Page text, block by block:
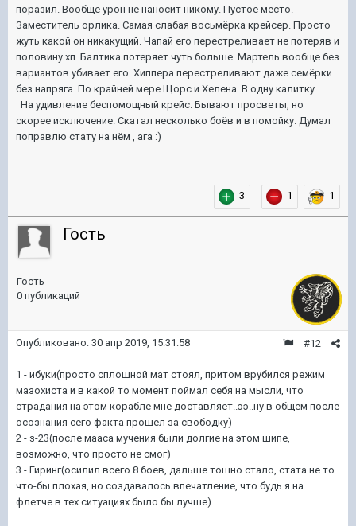
поразил. Вообще урон не наносит никому. Пустое место.
Заместитель орлика. Самая слабая восьмёрка крейсер. Просто
жуть какой он никакущий. Чапай его перестреливает не потеряв и
половину хп. Балтика потеряет чуть больше. Мартель вообще без
вариантов убивает его. Хиппера перестреливают даже семёрки
без напряга. По крайней мере Щорс и Хелена. В одну калитку.
На удивление беспомощный крейс. Бывают просветы, но
скорее исключение. Скатал несколько боёв и в помойку. Думал
поправлю стату на нём , ага :)
3 1 1
Гость
Гость
0 публикаций
#12
Опубликовано: 30 апр 2019, 15:31:58
1 - ибуки(просто сплошной мат стоял, притом врубился режим
мазохиста и в какой то момент поймал себя на мысли, что
страдания на этом корабле мне доставляет..ээ..ну в общем после
осознания сего факта прошел за свободку)
2 - з-23(после мааса мучения были долгие на этом шипе,
возможно, что просто не смог)
3 - Гиринг(осилил всего 8 боев, дальше тошно стало, стата не то
что-бы плохая, но создавалось впечатление, что будь я на
флетче в тех ситуациях было бы лучше)